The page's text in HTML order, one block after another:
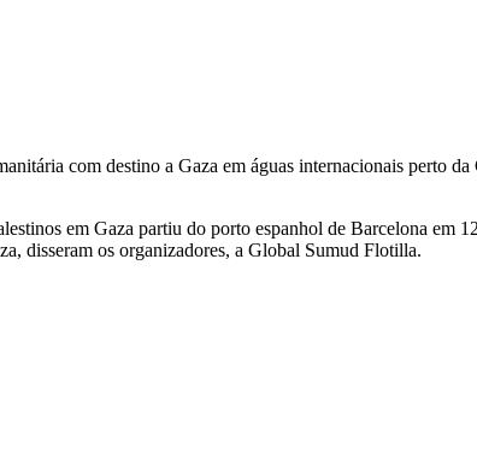
com destino a Gaza em águas internacionais perto
em Gaza partiu do porto espanhol de Barcelona em
disseram os organizadores, a Global Sumud Flotilla.